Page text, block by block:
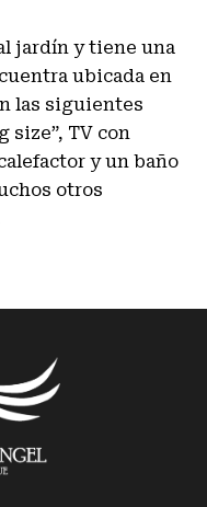
jardín y tiene una
ubicada en
las siguientes
size”, TV con
y un baño
otros